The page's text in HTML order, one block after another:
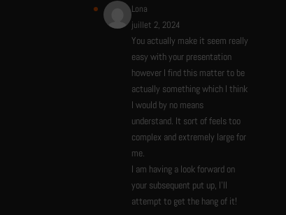
Lona
juillet 2, 2024
You actually make it seem really
easy with your presentation
however I find this matter to be
actually something which I think
I would by no means
understand. It sort of feels too
complex and extremely large for
me.
I am having a look forward on
your subsequent put up, I’ll
attempt to get the hang of it!